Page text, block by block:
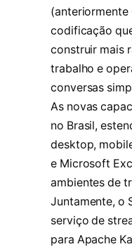
(anteriormente
codificação
construir mais
trabalho e
conversas
As novas
no Brasil,
desktop,
e Microsoft
ambientes de
Juntamente, o
serviço de
para Apache